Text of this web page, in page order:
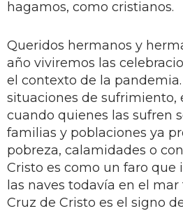
hagamos, como cristianos.
Queridos hermanos y
año viviremos las
el contexto de la
situaciones de sufrimiento,
cuando quienes las sufren
familias y poblaciones ya
pobreza, calamidades o
Cristo es como un faro que
las naves todavía en el mar
Cruz de Cristo es el signo